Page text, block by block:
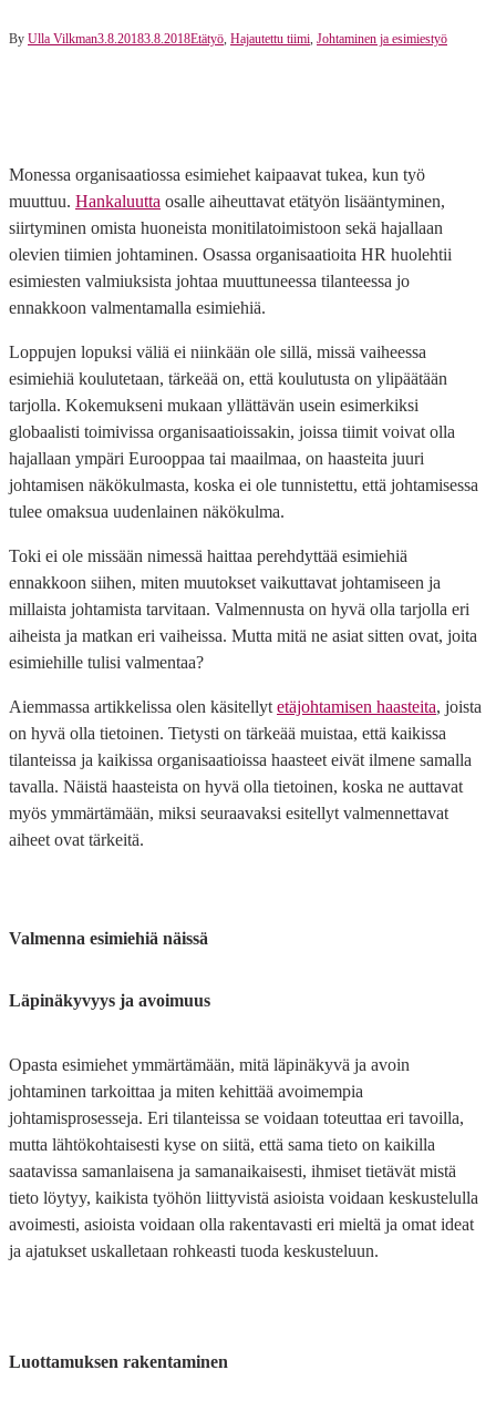
By Ulla Vilkman3.8.20183.8.2018Etätyö, Hajautettu tiimi, Johtaminen ja esimiestyö
Monessa organisaatiossa esimiehet kaipaavat tukea, kun työ
muuttuu. Hankaluutta osalle aiheuttavat etätyön lisääntyminen,
siirtyminen omista huoneista monitilatoimistoon sekä hajallaan
olevien tiimien johtaminen. Osassa organisaatioita HR huolehtii
esimiesten valmiuksista johtaa muuttuneessa tilanteessa jo
ennakkoon valmentamalla esimiehiä.
Loppujen lopuksi väliä ei niinkään ole sillä, missä vaiheessa
esimiehiä koulutetaan, tärkeää on, että koulutusta on ylipäätään
tarjolla. Kokemukseni mukaan yllättävän usein esimerkiksi
globaalisti toimivissa organisaatioissakin, joissa tiimit voivat olla
hajallaan ympäri Eurooppaa tai maailmaa, on haasteita juuri
johtamisen näkökulmasta, koska ei ole tunnistettu, että johtamisessa
tulee omaksua uudenlainen näkökulma.
Toki ei ole missään nimessä haittaa perehdyttää esimiehiä
ennakkoon siihen, miten muutokset vaikuttavat johtamiseen ja
millaista johtamista tarvitaan. Valmennusta on hyvä olla tarjolla eri
aiheista ja matkan eri vaiheissa. Mutta mitä ne asiat sitten ovat, joita
esimiehille tulisi valmentaa?
Aiemmassa artikkelissa olen käsitellyt etäjohtamisen haasteita, joista
on hyvä olla tietoinen. Tietysti on tärkeää muistaa, että kaikissa
tilanteissa ja kaikissa organisaatioissa haasteet eivät ilmene samalla
tavalla. Näistä haasteista on hyvä olla tietoinen, koska ne auttavat
myös ymmärtämään, miksi seuraavaksi esitellyt valmennettavat
aiheet ovat tärkeitä.
Valmenna esimiehiä näissä
Läpinäkyvyys ja avoimuus
Opasta esimiehet ymmärtämään, mitä läpinäkyvä ja avoin
johtaminen tarkoittaa ja miten kehittää avoimempia
johtamisprosesseja. Eri tilanteissa se voidaan toteuttaa eri tavoilla,
mutta lähtökohtaisesti kyse on siitä, että sama tieto on kaikilla
saatavissa samanlaisena ja samanaikaisesti, ihmiset tietävät mistä
tieto löytyy, kaikista työhön liittyvistä asioista voidaan keskustelulla
avoimesti, asioista voidaan olla rakentavasti eri mieltä ja omat ideat
ja ajatukset uskalletaan rohkeasti tuoda keskusteluun.
Luottamuksen rakentaminen